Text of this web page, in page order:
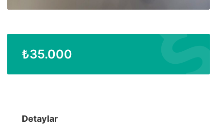
₺35.000
Detaylar